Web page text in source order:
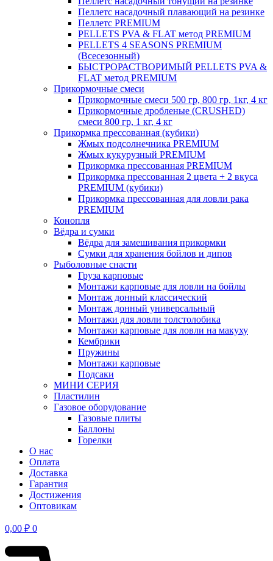
Пеллетс насадочный плавающий на резинке
Пеллетс PREMIUM
PELLETS PVA & FLAT метод PREMIUM
PELLETS 4 SEASONS PREMIUM
(Всесезонный)
БЫСТРОРАСТВОРИМЫЙ PELLETS PVA &
FLAT метод PREMIUM
Прикормочные смеси
Прикормочные смеси 500 гр, 800 гр, 1кг, 4 кг
Прикормочные дробленые (CRUSHED)
смеси 800 гр, 1 кг, 4 кг
Прикормка прессованная (кубики)
Жмых подсолнечника PREMIUM
Жмых кукурузный PREMIUM
Прикормка прессованная PREMIUM
Прикормка прессованная 2 цвета + 2 вкуса
PREMIUM (кубики)
Прикормка прессованная для ловли рака
PREMIUM
Конопля
Вёдра и сумки
Вёдра для замешивания прикормки
Сумки для хранения бойлов и дипов
Рыболовные снасти
Груза карповые
Монтажи карповые для ловли на бойлы
Монтаж донный классический
Монтаж донный универсальный
Монтажи для ловли толстолобика
Монтажи карповые для ловли на макуху
Кембрики
Пружины
Монтажи карповые
Подсаки
МИНИ СЕРИЯ
Пластилин
Газовое оборудование
Газовые плиты
Баллоны
Горелки
О нас
Оплата
Доставка
Гарантия
Достижения
Оптовикам
0,00 ₽ 0